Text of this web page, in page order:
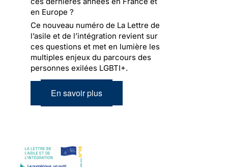
en Europe ?
Ce nouveau numéro de La Lettre de
l’asile et de l’intégration revient sur
ces questions et met en lumière les
multiples enjeux du parcours des
personnes exilées LGBTI+.
En savoir plus